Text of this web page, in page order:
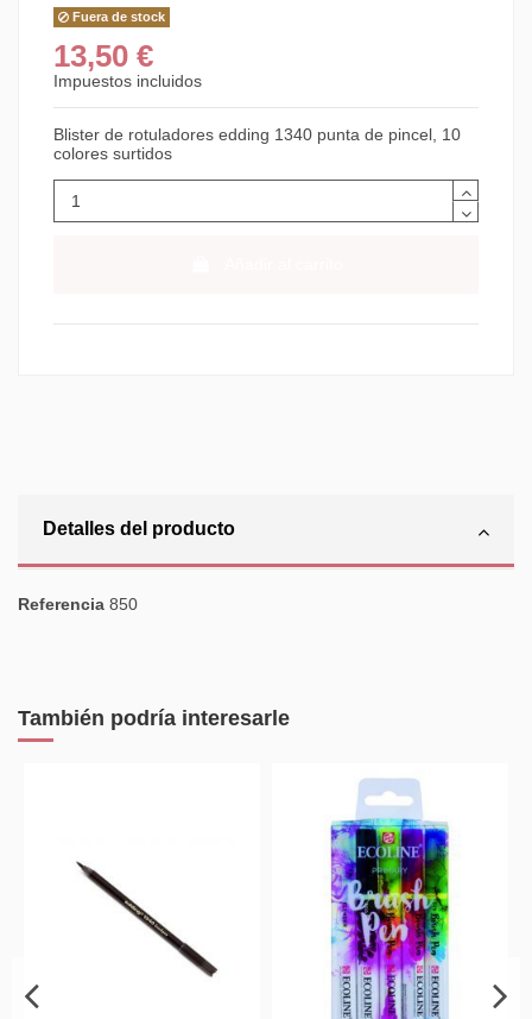
Fuera de stock
13,50 €
Impuestos incluidos
Blister de rotuladores edding 1340 punta de pincel, 10
colores surtidos
Detalles del producto
Referencia 850
También podría interesarle